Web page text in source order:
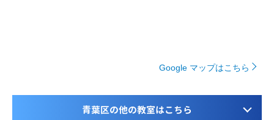
Google マップはこちら
青葉区の他の教室はこちら